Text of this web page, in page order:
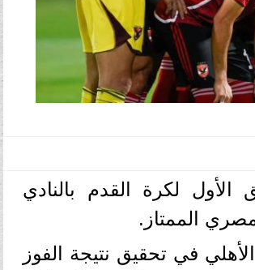
لكرة القدم بالنادي
الممتاز.
في تحقيق نتيجة الفوز